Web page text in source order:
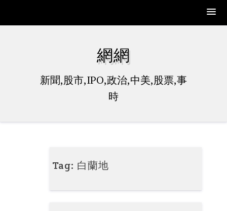
網網
新聞,股市,IPO,政治,中美,股票,事
時
Tag: 白蘭地